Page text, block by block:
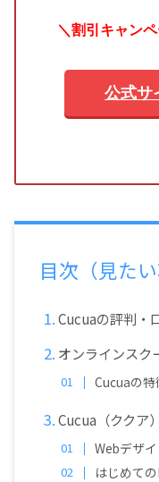
＼割引キャン
公式サ
目次（見た
Cucuaの評判・
オンラインスク
Cucuaの特
Cucua（ククア
Webデザ
はじめて